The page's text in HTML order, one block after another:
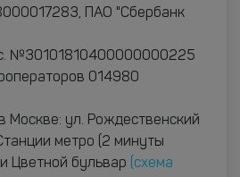
ПАО "Сбербанк
№30101810400000000225
014980
Москве: ул. Рождественский
метро (2 минуты
Цветной бульвар
(схема